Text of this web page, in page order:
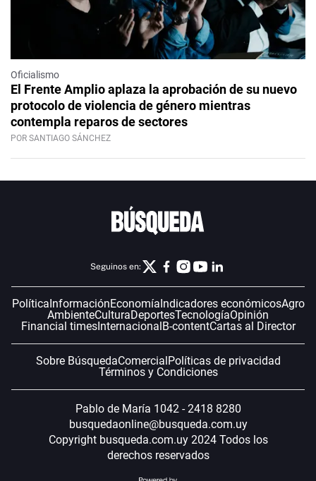
Oficialismo
El Frente Amplio aplaza la aprobación de su nuevo
protocolo de violencia de género mientras
contempla reparos de sectores
POR SANTIAGO SÁNCHEZ
Seguinos en:
PolíticaInformaciónEconomíaIndicadores económicosAgro
AmbienteCulturaDeportesTecnologíaOpinión
Financial timesInternacionalB-contentCartas al Director
Sobre BúsquedaComercialPolíticas de privacidad
Términos y Condiciones
Pablo de María 1042 - 2418 8280
busquedaonline@busqueda.com.uy
Copyright busqueda.com.uy 2024 Todos los
derechos reservados